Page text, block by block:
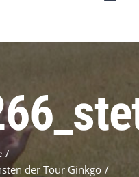
/
der Tour Ginkgo /